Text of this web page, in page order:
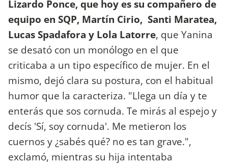
Lizardo Ponce, que hoy es su compañero de
equipo en SQP, Martín Cirio, Santi Maratea,
Lucas Spadafora y Lola Latorre, que Yanina
se desató con un monólogo en el que
criticaba a un tipo específico de mujer. En el
mismo, dejó clara su postura, con el habitual
humor que la caracteriza. "Llega un día y te
enterás que sos cornuda. Te mirás al espejo y
decís 'Sí, soy cornuda'. Me metieron los
cuernos y ¿sabés qué? no es tan grave.",
exclamó, mientras su hija intentaba